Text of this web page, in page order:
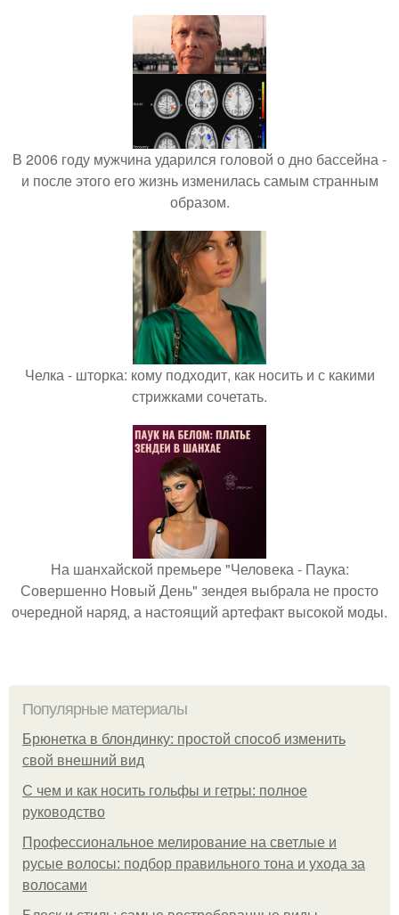
В 2006 году мужчина ударился головой о дно бассейна -
и после этого его жизнь изменилась самым странным
образом.
Челка - шторка: кому подходит, как носить и с какими
стрижками сочетать.
На шанхайской премьере "Человека - Паука:
Совершенно Новый День" зендея выбрала не просто
очередной наряд, а настоящий артефакт высокой моды.
Популярные материалы
Брюнетка в блондинку: простой способ изменить
свой внешний вид
С чем и как носить гольфы и гетры: полное
руководство
Профессиональное мелирование на светлые и
русые волосы: подбор правильного тона и ухода за
волосами